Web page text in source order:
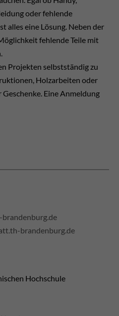
oder fehlende
alles eine Lösung. Neben der
fehlende Teile mit
Projekten selbstständig zu
Holzarbeiten oder
Eine Anmeldung
brandenburg.de
Hochschule